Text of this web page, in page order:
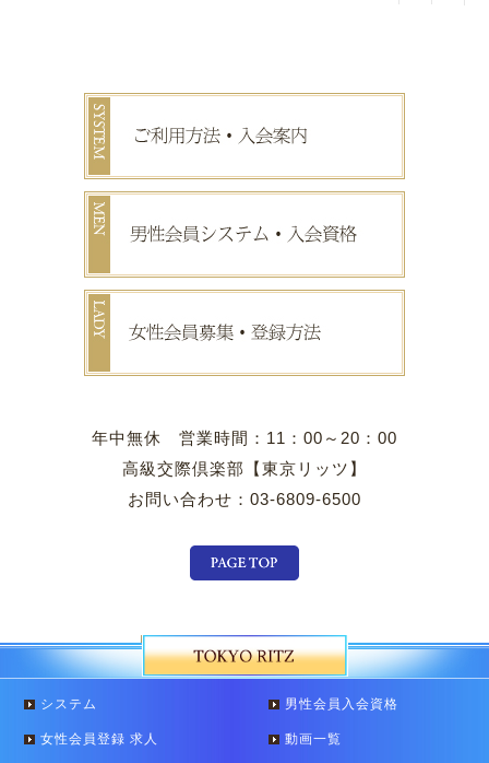
年中無休 営業時間：11：00～20：00
高級交際倶楽部【東京リッツ】
お問い合わせ：03-6809-6500
システム 男性会員入会資格
女性会員登録 求人 動画一覧